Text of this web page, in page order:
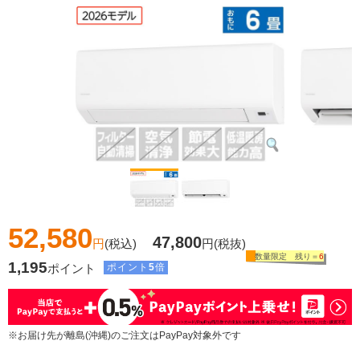
52,580円(税込) 47,800円(税抜)
1,195ポイント ポイント 5倍
数量限定 残り＝6
※お届け先が離島(沖縄)のご注文はPayPay対象外です